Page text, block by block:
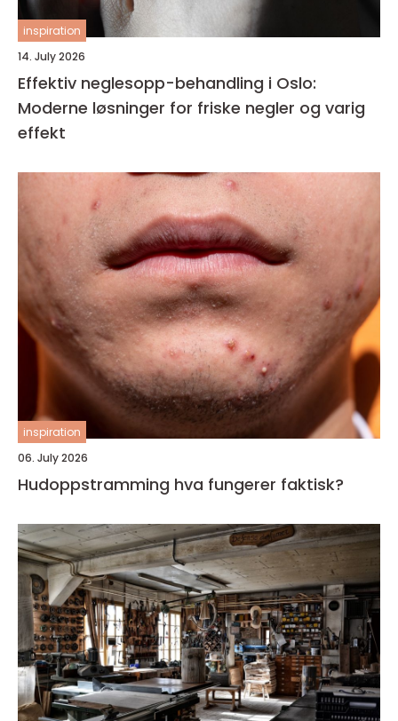
inspiration
14. July 2026
Effektiv neglesopp-behandling i Oslo:
Moderne løsninger for friske negler og varig
effekt
inspiration
06. July 2026
Hudoppstramming hva fungerer faktisk?